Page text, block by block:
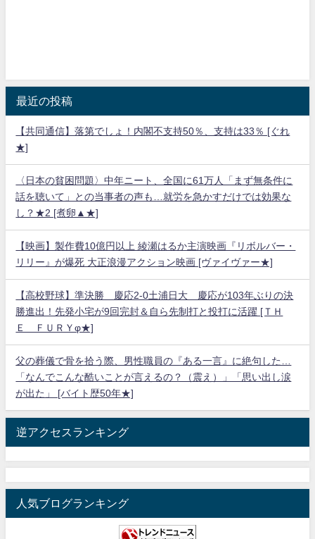
最近の投稿
【共同通信】落第でしょ！内閣不支持50％、支持は33％ [ぐれ
★]
〈日本の貧困問題〉中年ニート、全国に61万人「まず無条件に
話を聴いて」との当事者の声も…就労を急かすだけでは効果な
し？★2 [煮卵▲★]
【映画】製作費10億円以上 綾瀬はるか主演映画『リボルバー・
リリー』が爆死 大正浪漫アクション映画 [ヴァイヴァー★]
【高校野球】準決勝 慶応2-0土浦日大 慶応が103年ぶりの決
勝進出！先発小宅が9回完封＆自ら先制打と投打に活躍 [ＴＨ
Ｅ ＦＵＲＹφ★]
父の葬儀で骨を拾う際、男性職員の『ある一言』に絶句した…
「なんでこんな酷いことが言えるの？（震え）」「思い出し涙
が出た」 [バイト歴50年★]
逆アクセスランキング
人気ブログランキング